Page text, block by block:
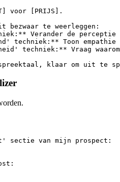
voor [PRIJS].
bezwaar te weerleggen:
Verander de
techniek:** Toon
techniek:** Vraag
klaar om uit te
sectie van mijn prospect: